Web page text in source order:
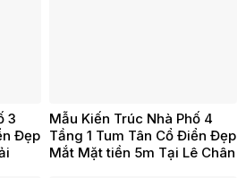
3
Đẹp
Mẫu Kiến Trúc Nhà Phố 4
Tầng 1 Tum Tân Cổ Điển Đẹp
Mắt Mặt tiền 5m Tại Lê Chân